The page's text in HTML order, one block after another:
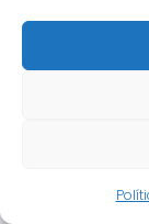
IRPH